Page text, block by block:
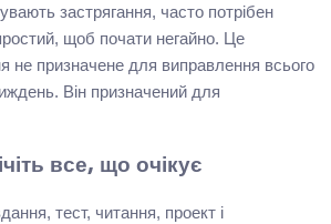
застрягання, часто потрібен
щоб почати негайно. Це
не призначене для виправлення всього
Він призначений для
все, що очікує
тест, читання, проект і